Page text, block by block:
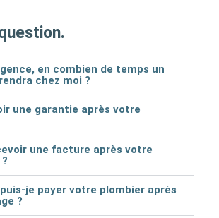
en combien de temps un
chez moi ?
une garantie après votre
une facture après votre
je payer votre plombier après
?